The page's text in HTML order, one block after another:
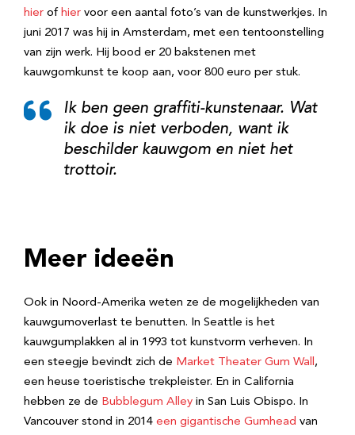
hier of hier voor een aantal foto’s van de kunstwerkjes. In
juni 2017 was hij in Amsterdam, met een tentoonstelling
van zijn werk. Hij bood er 20 bakstenen met
kauwgomkunst te koop aan, voor 800 euro per stuk.
Ik ben geen graffiti-kunstenaar. Wat
ik doe is niet verboden, want ik
beschilder kauwgom en niet het
trottoir.
Meer ideeën
Ook in Noord-Amerika weten ze de mogelijkheden van
kauwgumoverlast te benutten. In Seattle is het
kauwgumplakken al in 1993 tot kunstvorm verheven. In
een steegje bevindt zich de Market Theater Gum Wall,
een heuse toeristische trekpleister. En in California
hebben ze de Bubblegum Alley in San Luis Obispo. In
Vancouver stond in 2014 een gigantische Gumhead van